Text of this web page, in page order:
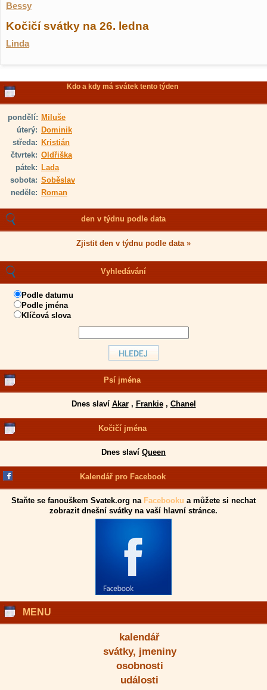
Bessy
Kočičí svátky na 26. ledna
Linda
Kdo a kdy má svátek tento týden
pondělí: Miluše
úterý: Dominik
středa: Kristián
čtvrtek: Oldřiška
pátek: Lada
sobota: Soběslav
neděle: Roman
den v týdnu podle data
Zjistit den v týdnu podle data »
Vyhledávání
Podle datumu
Podle jména
Klíčová slova
Psí jména
Dnes slaví Akar, Frankie, Chanel
Kočičí jména
Dnes slaví Queen
Kalendář pro Facebook
Staňte se fanouškem Svatek.org na Facebooku a můžete si nechat
zobrazit dnešní svátky na vaší hlavní stránce.
MENU
kalendář
svátky, jmeniny
osobnosti
události